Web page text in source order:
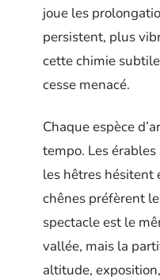
joue les
persistent, plus
cette chimie
cesse menacé.
Chaque espèce
tempo. Les érables
les hêtres hésitent
chênes préfèrent
spectacle est le
vallée, mais la
altitude,